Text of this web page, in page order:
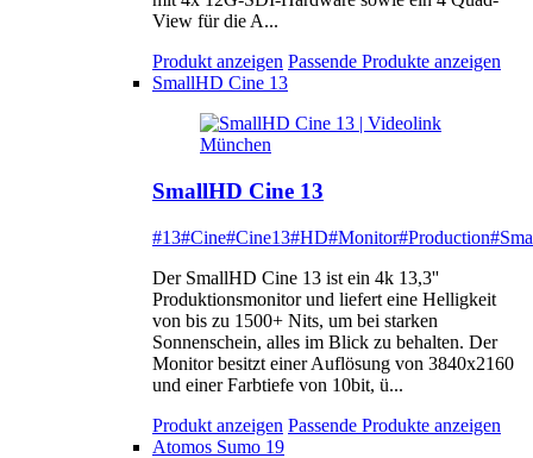
View für die A...
Produkt anzeigen Passende Produkte anzeigen
SmallHD Cine 13
SmallHD Cine 13
#13#Cine#Cine13#HD#Monitor#Production
Der SmallHD Cine 13 ist ein 4k 13,3''
Produktionsmonitor und liefert eine Helligkeit
von bis zu 1500+ Nits, um bei starken
Sonnenschein, alles im Blick zu behalten. Der
Monitor besitzt einer Auflösung von 3840x2160
und einer Farbtiefe von 10bit, ü...
Produkt anzeigen Passende Produkte anzeigen
Atomos Sumo 19